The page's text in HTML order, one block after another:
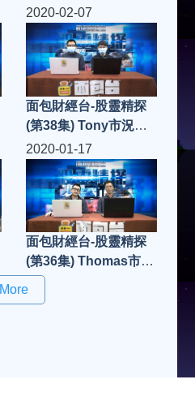
點評
2020-02-07
面包財經台-股靈精探
(第38集) Tony市況點
評
2020-01-17
面包財經台-股靈精探
(第36集) Thomas市況
點評
More